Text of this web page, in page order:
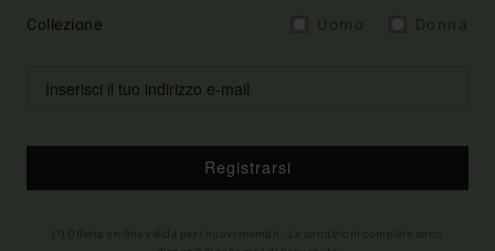
Collezione
Registrarsi